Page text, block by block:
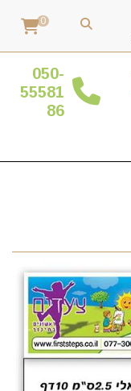
0
050-
55581
86